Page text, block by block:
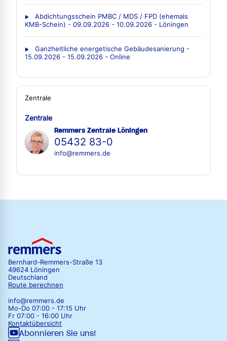
Abdichtungsschein PMBC / MDS / FPD (ehemals
KMB-Schein) - 09.09.2026 - 10.09.2026 - Löningen
Ganzheitliche energetische Gebäudesanierung -
15.09.2026 - 15.09.2026 - Online
Zentrale
Zentrale
Remmers Zentrale Löningen
05432 83-0
info@remmers.de
Bernhard-Remmers-Straße 13
49624 Löningen
Deutschland
Route berechnen
info@remmers.de
Mo-Do 07:00 - 17:15 Uhr
Fr 07:00 - 16:00 Uhr
Kontaktübersicht
Abonnieren Sie uns!